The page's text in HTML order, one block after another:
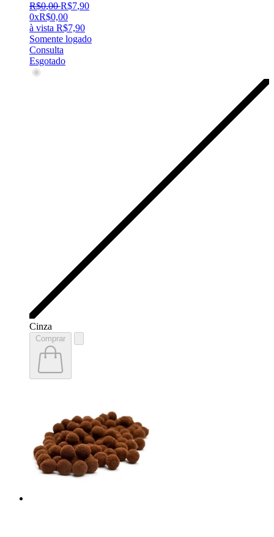
R$0,00 R$7,90
0xR$0,00
à vista R$7,90
Somente logado
Consulta
Esgotado
Cinza
Comprar